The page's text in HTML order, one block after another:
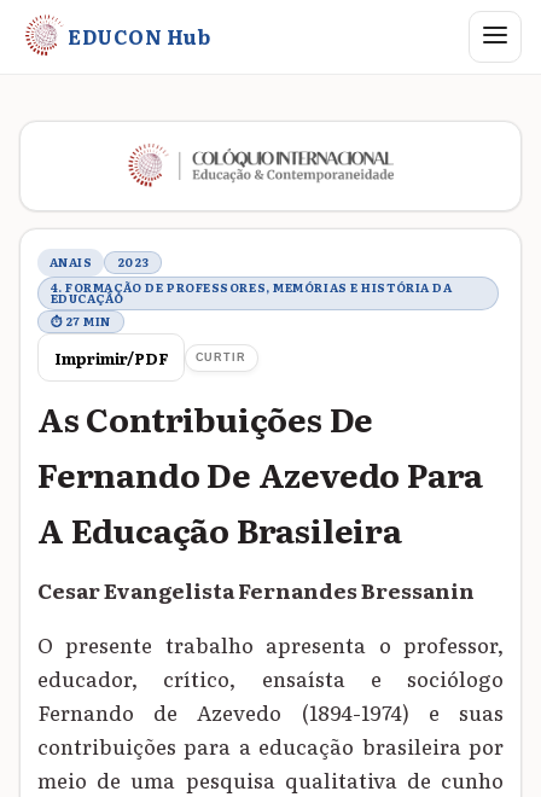
EDUCON Hub Abrir
Metadados do trabalho
ANAIS
2023
4. FORMAÇÃO DE PROFESSORES, MEMÓRIAS E HISTÓRIA DA
EDUCAÇÃO
⏱ 27 MIN
Imprimir/PDF CURTIR
As Contribuições De
Fernando De Azevedo Para
A Educação Brasileira
Cesar Evangelista Fernandes Bressanin
O presente trabalho apresenta o professor,
educador, crítico, ensaísta e sociólogo
Fernando de Azevedo (1894-1974) e suas
contribuições para a educação brasileira por
meio de uma pesquisa qualitativa de cunho